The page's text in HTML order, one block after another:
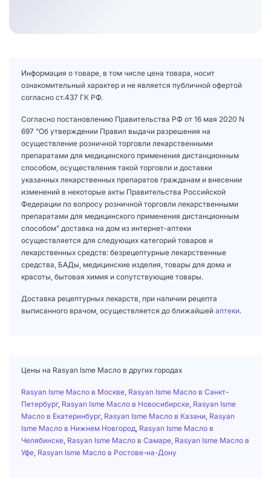
Информация о товаре, в том числе цена товара, носит
ознакомительный характер и не является публичной офертой
согласно ст.437 ГК РФ.
Согласно постановлению Правительства РФ от 16 мая 2020 N
697 "Об утверждении Правил выдачи разрешения на
осуществление розничной торговли лекарственными
препаратами для медицинского применения дистанционным
способом, осуществления такой торговли и доставки
указанных лекарственных препаратов гражданам и внесении
изменений в некоторые акты Правительства Российской
Федерации по вопросу розничной торговли лекарственными
препаратами для медицинского применения дистанционным
способом" доставка на дом из интернет-аптеки
осуществляется для следующих категорий товаров и
лекарственных средств: безрецептурные лекарственные
средства, БАДы, медицинские изделия, товары для дома и
красоты, бытовая химия и сопутствующие товары.
Доставка рецептурных лекарств, при наличии рецепта
выписанного врачом, осуществляется до ближайшей аптеки.
Цены на Rasyan Isme Масло в других городах
Rasyan Isme Масло в Москве Rasyan Isme Масло в Санкт-
Петербург, Rasyan Isme Масло в Новосибирске Rasyan Isme
Масло в Екатеринбург, Rasyan Isme Масло в Казани Rasyan
Isme Масло в Нижнем Новгород Rasyan Isme Масло в
Челябинске Rasyan Isme Масло в Самаре Rasyan Isme Масло в
Уфе Rasyan Isme Масло в Ростове-на-Дону